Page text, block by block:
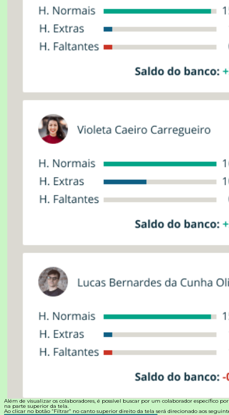
Além de visualizar os colaboradores, é possível buscar por um colaborador específico
na parte superior da tela.
Ao clicar no botão “Filtrar” no canto superior direito da tela será direcionado aos